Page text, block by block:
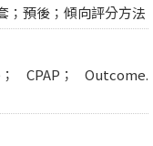
；預後；傾向評分方法
CPAP； Outcome.